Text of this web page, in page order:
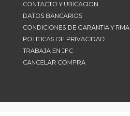
CONTACTO Y UBICACION
DATOS BANCARIOS
CONDICIONES DE GARANTIA Y RMA
POLITICAS DE PRIVACIDAD
TRABAJA EN JFC
CANCELAR COMPRA